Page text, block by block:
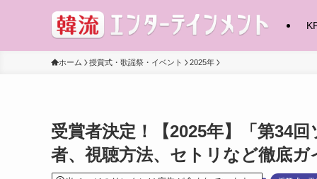
ホーム 授賞式・歌謡祭・イベント 2025年
受賞者決定！【2025年】「第34
者、視聴方法、セトリなど徹底ガ